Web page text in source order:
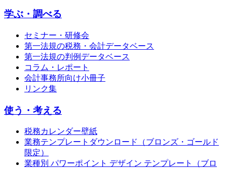
学ぶ・調べる
セミナー・研修会
第一法規の税務・会計データベース
第一法規の判例データベース
コラム・レポート
会計事務所向け小冊子
リンク集
使う・考える
税務カレンダー壁紙
業務テンプレートダウンロード（ブロンズ・ゴールド
限定）
業種別 パワーポイント デザイン テンプレート（ブロ